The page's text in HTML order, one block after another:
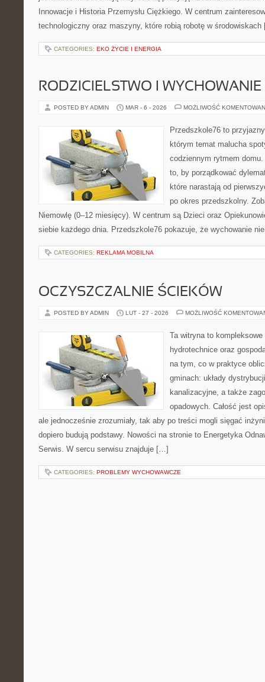
Innowacje i Historia Przemysłu Ciężkiego. W centrum
technologiczny oraz maszyny, które robią robotę w
CATEGORIES: EKO ŻYCIE I ENERGIA
RODZICIELSTWO I WYCHOWANIE
POSTED BY ADMIN MAR - 6 - 2026 MOŻLIWOŚĆ
Przedszkole76 to
którym temat malucha
codziennym rytmem
to, by porządkować
które narastają od
po okres przedszkolny.
Niemowlę (0–12 miesięcy). W centrum są Dzieci oraz
siebie każdego dnia. Przedszkole76 pokazuje, że wychowanie
CATEGORIES: REKLAMA MOBILNA
OCZYSZCZALNIE ŚCIEKÓW
POSTED BY ADMIN LUT - 27 - 2026 MOŻLIWOŚĆ
Ta witryna to
hydrotechnice oraz
na tym, co w praktyce
gminach: układy
kanalizacyjne, a także
opadowych. Całość jest
ale jednocześnie zrozumiały, tak aby po treści mogli sięgać
dopiero budują podstawy. Nowości na stronie to Energetyka
Serwis. W sercu serwisu znajduje […]
CATEGORIES: PROBLEMY WYCHOWAWCZE